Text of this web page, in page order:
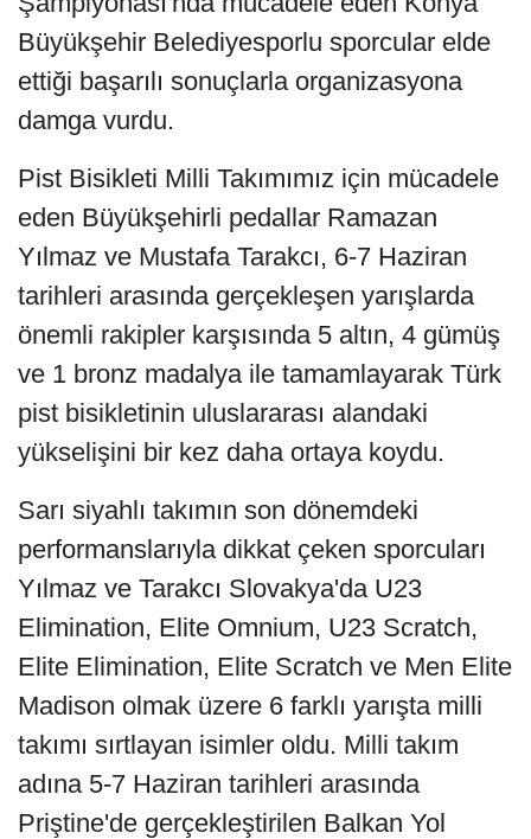
Büyükşehir Belediyesporlu sporcular elde
ettiği başarılı sonuçlarla organizasyona
damga vurdu.
Pist Bisikleti Milli Takımımız için mücadele
eden Büyükşehirli pedallar Ramazan
Yılmaz ve Mustafa Tarakcı, 6-7 Haziran
tarihleri arasında gerçekleşen yarışlarda
önemli rakipler karşısında 5 altın, 4 gümüş
ve 1 bronz madalya ile tamamlayarak Türk
pist bisikletinin uluslararası alandaki
yükselişini bir kez daha ortaya koydu.
Sarı siyahlı takımın son dönemdeki
performanslarıyla dikkat çeken sporcuları
Yılmaz ve Tarakcı Slovakya'da U23
Elimination, Elite Omnium, U23 Scratch,
Elite Elimination, Elite Scratch ve Men Elite
Madison olmak üzere 6 farklı yarışta milli
takımı sırtlayan isimler oldu. Milli takım
adına 5-7 Haziran tarihleri arasında
Priştine'de gerçekleştirilen Balkan Yol